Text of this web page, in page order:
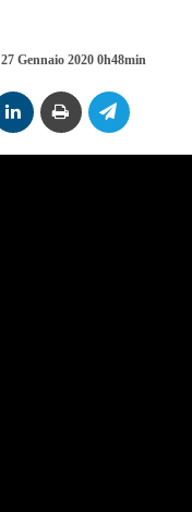
27 Gennaio 2020 0h48min